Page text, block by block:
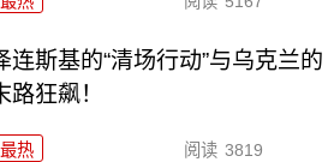
连斯基的“清场行动”与乌克兰的
路狂飙！
最热 阅读 3819